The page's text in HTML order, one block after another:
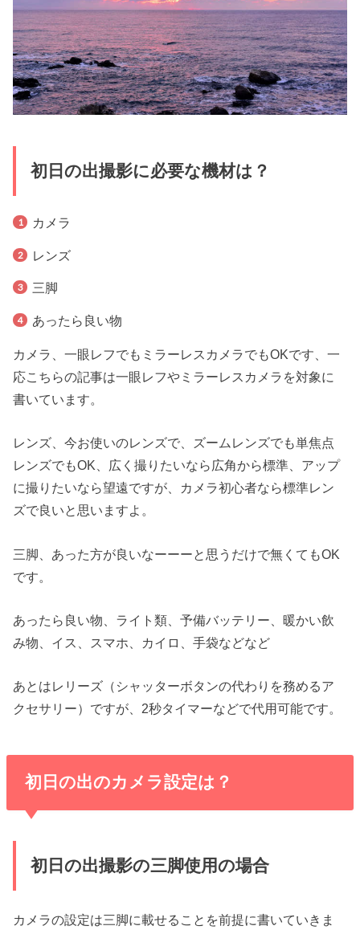
初日の出撮影に必要な機材は？
カメラ
レンズ
三脚
あったら良い物
カメラ、一眼レフでもミラーレスカメラでもOKです、一
応こちらの記事は一眼レフやミラーレスカメラを対象に
書いています。
レンズ、今お使いのレンズで、ズームレンズでも単焦点
レンズでもOK、広く撮りたいなら広角から標準、アップ
に撮りたいなら望遠ですが、カメラ初心者なら標準レン
ズで良いと思いますよ。
三脚、あった方が良いなーーーと思うだけで無くてもOK
です。
あったら良い物、ライト類、予備バッテリー、暖かい飲
み物、イス、スマホ、カイロ、手袋などなど
あとはレリーズ（シャッターボタンの代わりを務めるア
クセサリー）ですが、2秒タイマーなどで代用可能です。
初日の出のカメラ設定は？
初日の出撮影の三脚使用の場合
カメラの設定は三脚に載せることを前提に書いていきま